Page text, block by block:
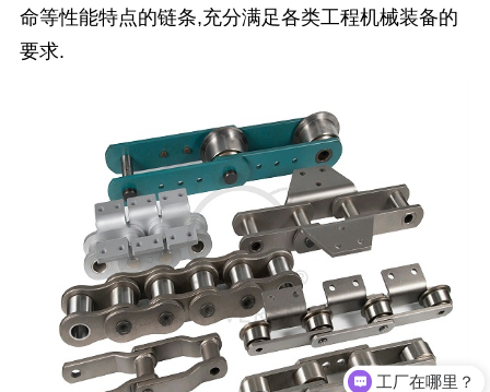
命等性能特点的链条,充分满足各类工程机械装备的
要求.
工厂在哪里？